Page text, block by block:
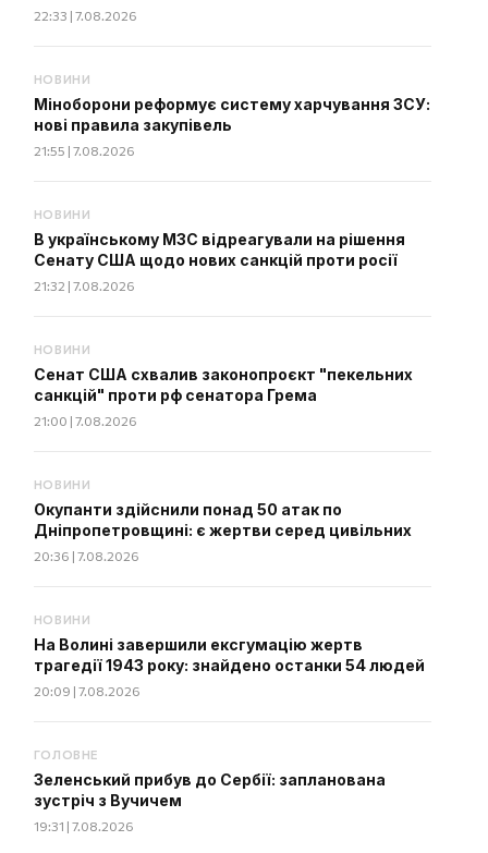
22:33 | 7.08.2026
НОВИНИ
Міноборони реформує систему харчування ЗСУ:
нові правила закупівель
21:55 | 7.08.2026
НОВИНИ
В українському МЗС відреагували на рішення
Сенату США щодо нових санкцій проти росії
21:32 | 7.08.2026
НОВИНИ
Сенат США схвалив законопроєкт "пекельних
санкцій" проти рф сенатора Грема
21:00 | 7.08.2026
НОВИНИ
Окупанти здійснили понад 50 атак по
Дніпропетровщині: є жертви серед цивільних
20:36 | 7.08.2026
НОВИНИ
На Волині завершили ексгумацію жертв
трагедії 1943 року: знайдено останки 54 людей
20:09 | 7.08.2026
ГОЛОВНЕ
Зеленський прибув до Сербії: запланована
зустріч з Вучичем
19:31 | 7.08.2026